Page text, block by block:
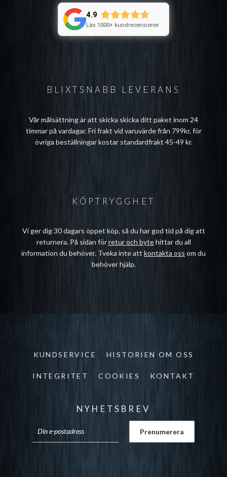
BLIXTSNABB LEVERANS
Vår målsättning är att skicka skicka ditt paket inom 24
timmar på vardagar. Fri frakt vid varuvärde från 799kr, för
övriga beställningar kostar standardfrakt 45-49 kr.
4.9
Läs 1000+ kundrecensioner
KÖPTRYGGHET
Vi ger dig 30 dagars öppet köp, så du har god tid på dig att
returnera. På sidan förretur och bytehittar du all
information du behöver. Tveka inte att kontakta oss om du
behöver hjälp.
KUNDSERVICE HISTORIEN OM OSS
INTEGRITET COOKIES KONTAKT
NYHETSBREV